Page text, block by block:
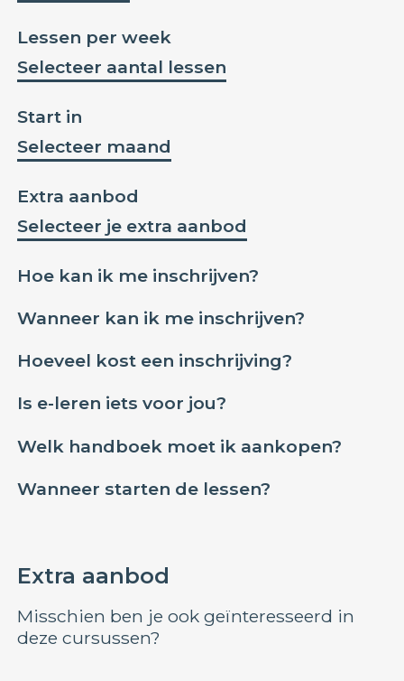
Selecteer aantal lessen
Lessen per week
Selecteer maand
Start in
Selecteer je extra aanbod
Extra aanbod
Hoe kan ik me inschrijven?
Wanneer kan ik me inschrijven?
Hoeveel kost een inschrijving?
Is e-leren iets voor jou?
Welk handboek moet ik aankopen?
Wanneer starten de lessen?
Extra aanbod
Misschien ben je ook geïnteresseerd in
deze cursussen?